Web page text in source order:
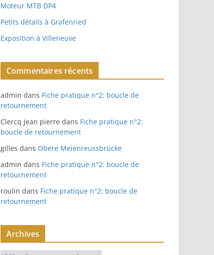
Moteur MTB DP4
Petits détails à Grafenried
Exposition à Villeneuve
Commentaires récents
admin dans Fiche pratique n°2: boucle de
retournement
Clercq Jean pierre dans Fiche pratique n°2:
boucle de retournement
gilles dans Obere Meienreussbrücke
admin dans Fiche pratique n°2: boucle de
retournement
roulin dans Fiche pratique n°2: boucle de
retournement
Archives